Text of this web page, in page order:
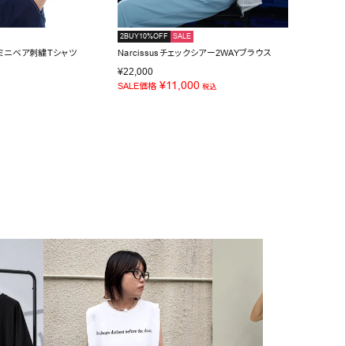
ベア刺繍Tシャツ
2BUY10%OFF SALE
Narcissusチェックシアー2WAYブラウス
¥22,000
SALE価格 ¥11,000 税込